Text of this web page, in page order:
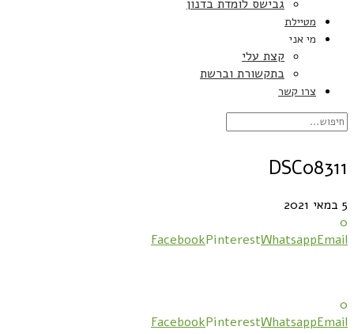
גבישס לומדת בדנון
מטיילת
מי אני
קצת עלי
בתקשורת וברשת
צרו קשר
DSC08311
5 במאי 2021
0
FacebookPinterestWhatsappEmail
0
FacebookPinterestWhatsappEmail